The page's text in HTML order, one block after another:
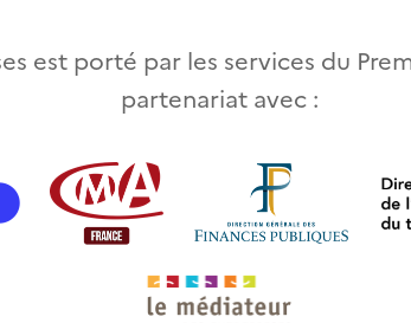
est porté par les services du
partenariat avec :